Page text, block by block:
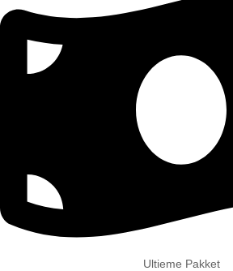
Ultieme Pakket